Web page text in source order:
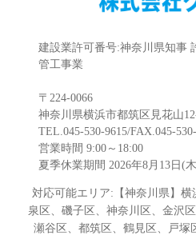
建設業許可番号:神奈川県知事
管工事業
〒224-0066
神奈川県横浜市都筑区見花山
TEL.045-530-9615/FAX.045-
営業時間 9:00～18:00
夏季休業期間 2026年8月13日(
対応可能エリア:【神奈川県】横
泉区、磯子区、神奈川区、金沢
瀬谷区、都筑区、鶴見区、戸塚